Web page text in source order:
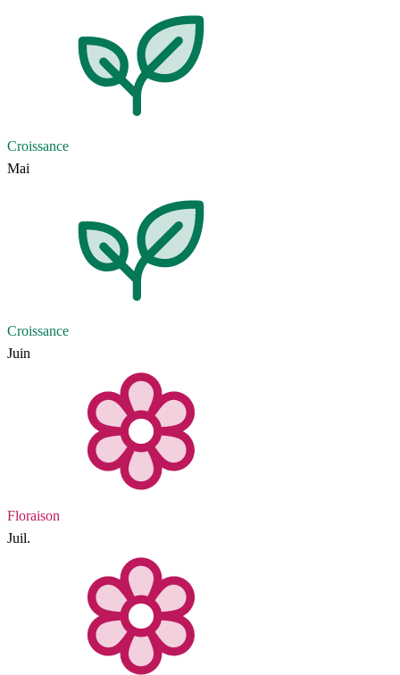
Croissance
Mai
Croissance
Juin
Floraison
Juil.